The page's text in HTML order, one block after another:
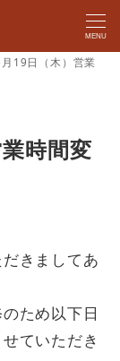
MENU
月19日（木）営業
時間変
きましてあ
ため以下日
ていただき